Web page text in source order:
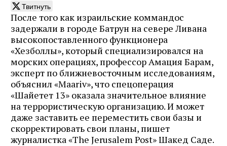
Твитнуть
После того как израильские коммандос
задержали в городе Батрун на севере Ливана
высокопоставленного функционера
«Хезболлы», который специализировался на
морских операциях, профессор Амация Барам,
эксперт по ближневосточным исследованиям,
объяснил «Maariv», что спецоперация
«Шайетет 13» оказала значительное влияние
на террористическую организацию. И может
даже заставить ее переместить свои базы и
скорректировать свои планы, пишет
журналистка «The Jerusalem Post» Шакед Саде.